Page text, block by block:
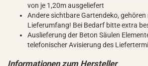
von je 1,20m ausgeliefert
Andere sichtbare Gartendeko,
Lieferumfang! Bei Bedarf bitte extra
Auslieferung der Beton Säulen
telefonischer Avisierung des